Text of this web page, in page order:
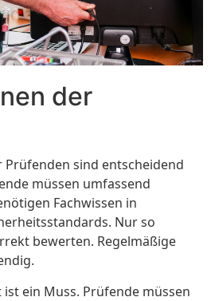
der
sind entscheidend
müssen umfassend
Fachwissen in
Nur so
bewerten. Regelmäßige
ein Muss. Prüfende müssen